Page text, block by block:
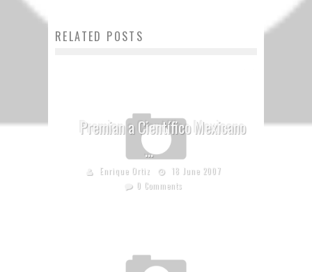
RELATED POSTS
Premian a Científico Mexicano
…
Enrique Ortiz
18 June 2007
0 Comments